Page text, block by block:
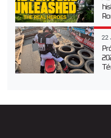
22